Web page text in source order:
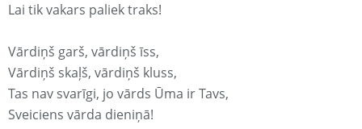
Lai tik vakars paliek traks!
Vārdiņš garš, vārdiņš īss,
Vārdiņš skaļš, vārdiņš kluss,
Tas nav svarīgi, jo vārds Ūma ir Tavs,
Sveiciens vārda dieniņā!